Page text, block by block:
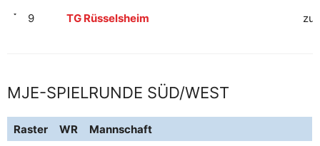
9 TG Rüsselsheim
MJE-SPIELRUNDE SÜD/WEST
Raster WR
Mannschaft